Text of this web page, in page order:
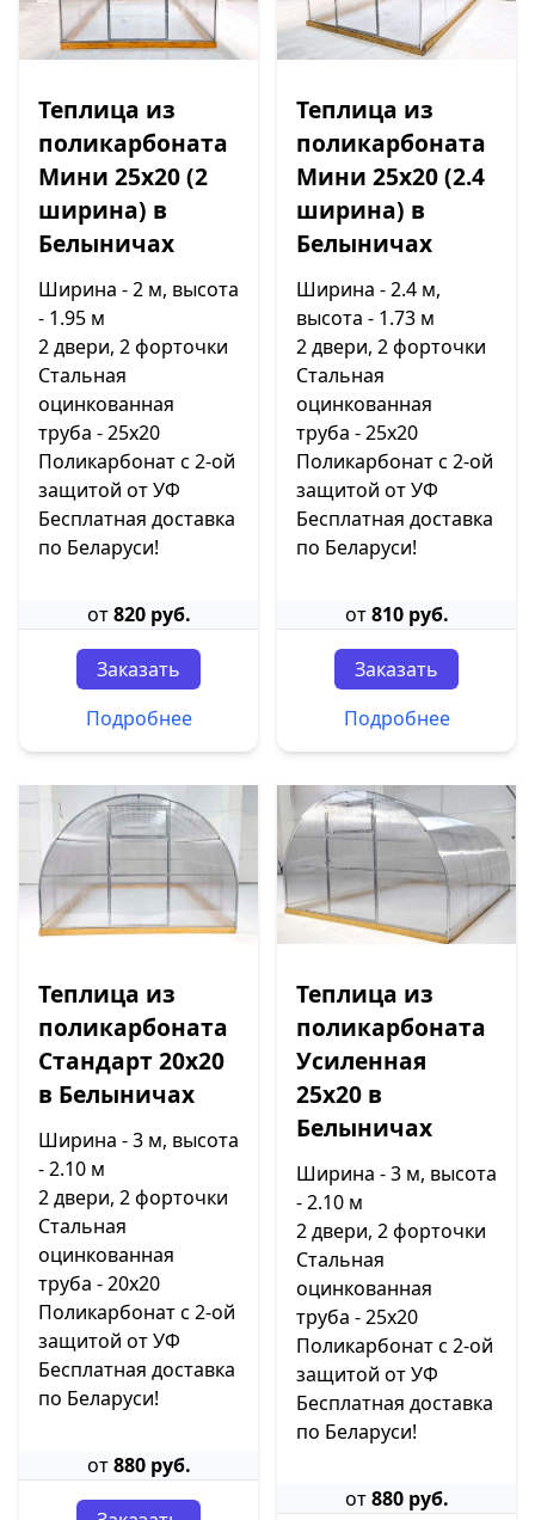
Теплица из
поликарбоната
Мини 25х20 (2
ширина) в
Белыничах
Ширина - 2 м, высота
- 1.95 м
2 двери, 2 форточки
Стальная
оцинкованная
труба - 25х20
Поликарбонат с 2-ой
защитой от УФ
Бесплатная доставка
по Беларуси!
от820 руб.
Заказать
Подробнее
Теплица из
поликарбоната
Мини 25х20 (2.4
ширина) в
Белыничах
Ширина - 2.4 м,
высота - 1.73 м
2 двери, 2 форточки
Стальная
оцинкованная
труба - 25х20
Поликарбонат с 2-ой
защитой от УФ
Бесплатная доставка
по Беларуси!
от810 руб.
Заказать
Подробнее
Теплица из
поликарбоната
Стандарт 20х20
в Белыничах
Ширина - 3 м, высота
- 2.10 м
2 двери, 2 форточки
Стальная
оцинкованная
труба - 20х20
Поликарбонат с 2-ой
защитой от УФ
Бесплатная доставка
по Беларуси!
от880 руб.
Теплица из
поликарбоната
Усиленная
25х20 в
Белыничах
Ширина - 3 м, высота
- 2.10 м
2 двери, 2 форточки
Стальная
оцинкованная
труба - 25х20
Поликарбонат с 2-ой
защитой от УФ
Бесплатная доставка
по Беларуси!
от880 руб.